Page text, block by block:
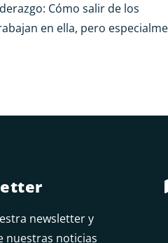
Cómo salir de los
en ella, pero
newsletter y
nuestras noticias